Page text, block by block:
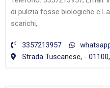
di pulizia fosse biologiche e
scarichi,
3357213957
Strada Tuscanese, -